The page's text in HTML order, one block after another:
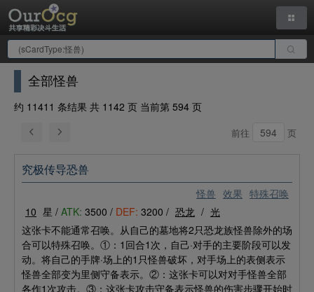
全部怪兽
约 11411 条结果 共 1142 页 当前第 594 页
前往 页
怪兽 效果 特殊召唤
究极传导恐兽
10 星 / ATK: 3500 / DEF: 3200 / 恐龙 / 光
这张卡不能通常召唤。从自己的墓地将2只恐龙族怪兽除外的场
合可以特殊召唤。①：1回合1次，自己·对手的主要阶段可以发
动。将自己的手牌·场上的1只怪兽破坏，对手场上的表侧表示
怪兽全部变为里侧守备表示。②：这张卡可以对对手怪兽全部
各作1次攻击。③：这张卡攻击守备表示怪兽的伤害步骤开始时